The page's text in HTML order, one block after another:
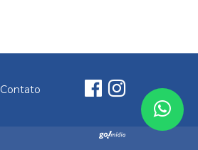
Contato